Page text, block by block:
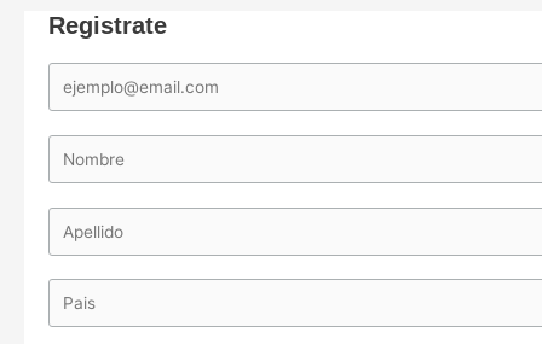
Registrate